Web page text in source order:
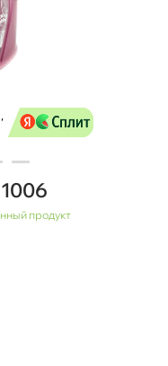
продукт